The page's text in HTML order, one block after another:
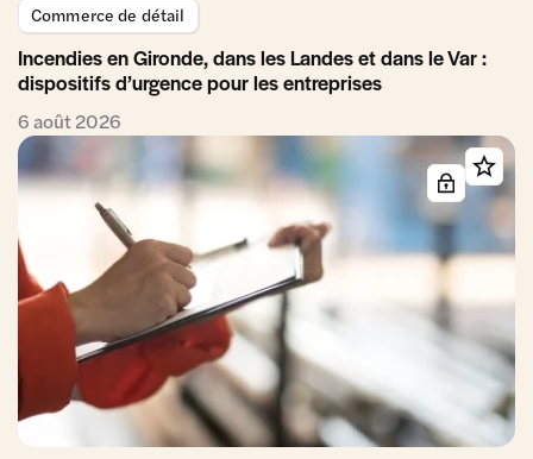
Commerce de détail
Incendies en Gironde, dans les Landes et dans le Var :
dispositifs d’urgence pour les entreprises
6 août 2026